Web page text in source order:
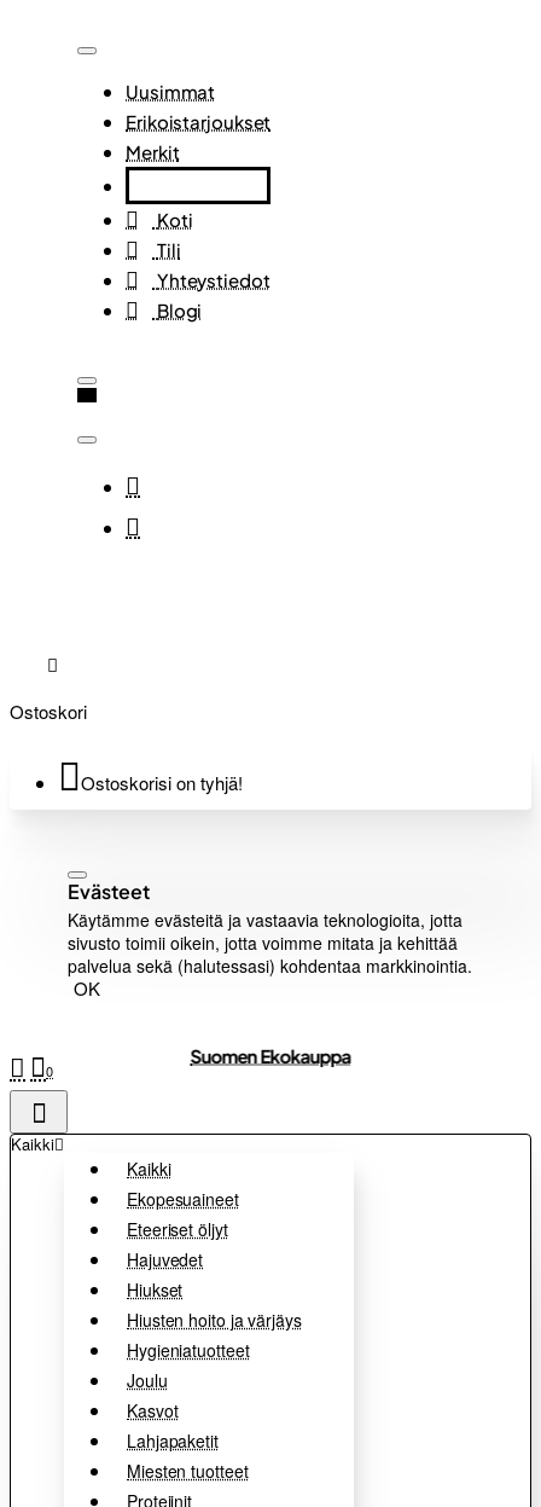
Uusimmat
Erikoistarjoukset
Merkit
Koti
Tili
Yhteystiedot
Blogi
Ostoskori
Ostoskorisi on tyhjä!
Evästeet
Käytämme evästeitä ja vastaavia teknologioita, jotta
sivusto toimii oikein, jotta voimme mitata ja kehittää
palvelua sekä (halutessasi) kohdentaa markkinointia.
OK
Suomen Ekokauppa
0
Kaikki
Kaikki
Ekopesuaineet
Eteeriset öljyt
Hajuvedet
Hiukset
Hiusten hoito ja värjäys
Hygieniatuotteet
Joulu
Kasvot
Lahjapaketit
Miesten tuotteet
Proteiinit